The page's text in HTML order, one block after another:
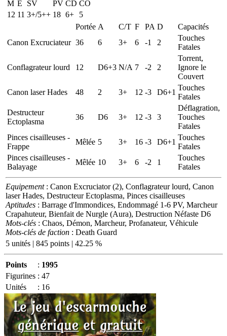
M E SV PV CD CO
12 11 3+/5++ 18 6+
5
Portée A C/T F PA D
Capacités
Canon Excruciateur 36 6 3+ 6 -1 2
Touches
Fatales
Conflagrateur lourd 12 D6+3 N/A 7 -2 2
Torrent,
Ignore le
Couvert
Canon laser Hades
48 2 3+ 12 -3 D6+1
Touches
Fatales
Destructeur
Ectoplasma
36 D6 3+ 12 -3 3
Déflagration,
Touches
Fatales
Pinces cisailleuses -
Frappe
Mêlée 5 3+ 16 -3 D6+1
Touches
Fatales
Pinces cisailleuses -
Balayage
Mêlée 10 3+ 6 -2 1
Touches
Fatales
Equipement: Canon Excruciator (2), Conflagrateur lourd, Canon
laser Hades, Destructeur Ectoplasma, Pinces cisailleuses
Aptitudes : Barrage d'Immondices, Endommagé 1-6 PV, Marcheur
Crapahuteur, Bienfait de Nurgle (Aura), Destruction Néfaste D6
Mots-clés : Chaos, Démon, Marcheur, Profanateur, Véhicule
Mots-clés de faction : Death Guard
5 unités | 845 points | 42.25 %
Points : 1995
Figurines : 47
Unités
: 16